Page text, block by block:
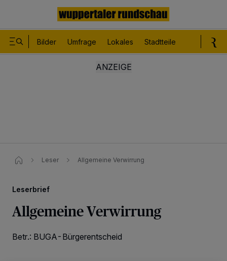
Bilder Umfrage Lokales Stadtteile
Leser Allgemeine Verwirrung
Leserbrief
Allgemeine Verwirrung
Betr.: BUGA-Bürgerentscheid